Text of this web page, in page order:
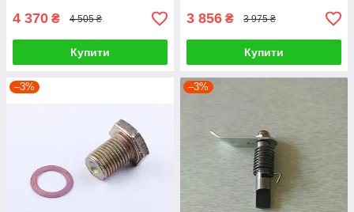
4 370 ₴ 4 505 ₴
Купити
3 856 ₴ 3 975 ₴
Купити
–3% –3%